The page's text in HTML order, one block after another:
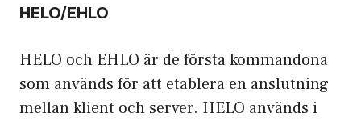
HELO/EHLO
HELO och EHLO är de första kommandona
som används för att etablera en anslutning
mellan klient och server. HELO används i